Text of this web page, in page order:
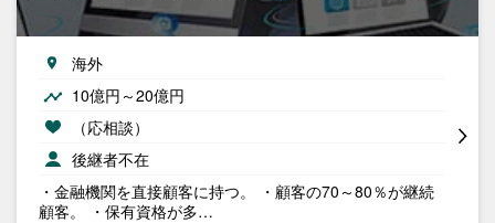
海外
10億円～20億円
（応相談）
後継者不在
・金融機関を直接顧客に持つ。 ・顧客の70～80％が継続
顧客。 ・保有資格が多…